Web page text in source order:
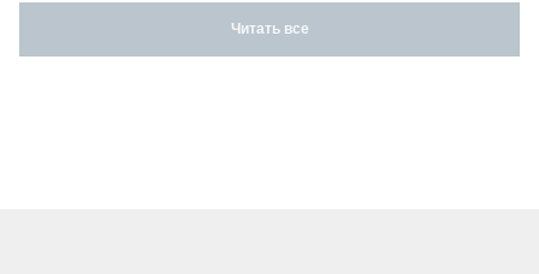
Читать все